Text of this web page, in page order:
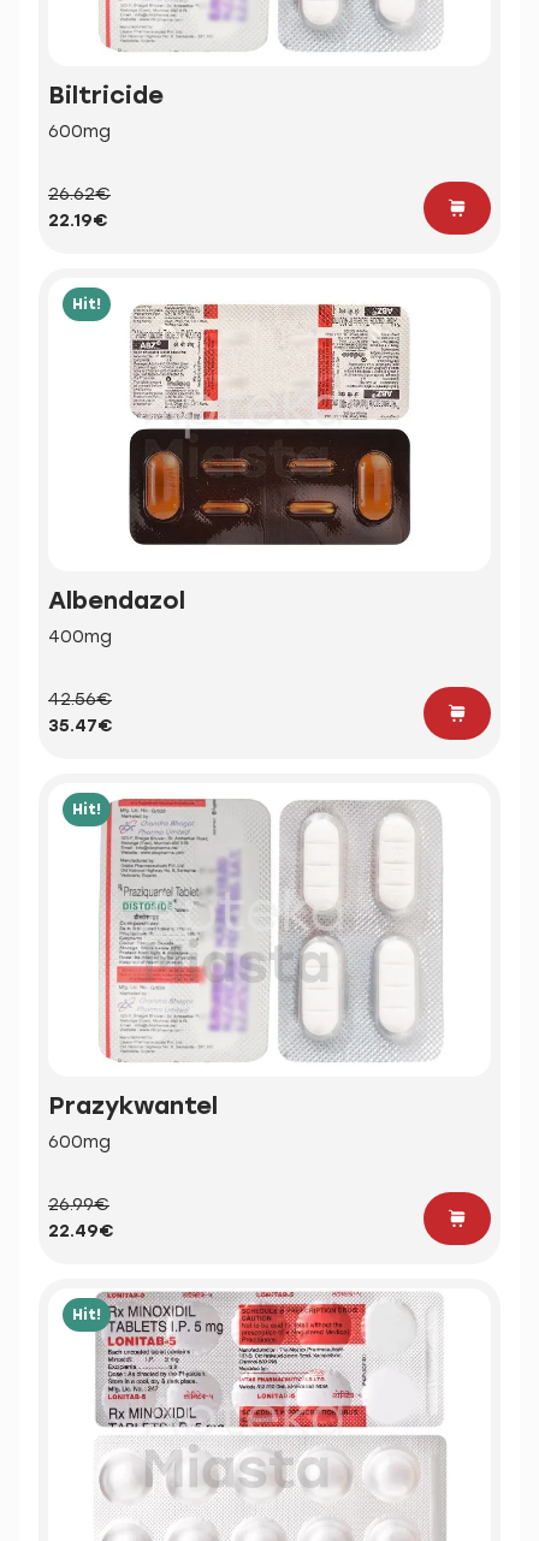
Biltricide
600mg
26.62€
22.19€
Hit!
Albendazol
400mg
42.56€
35.47€
Hit!
Prazykwantel
600mg
26.99€
22.49€
Hit!